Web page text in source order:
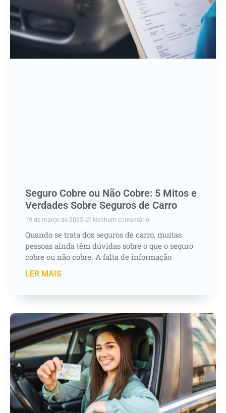
Seguro Cobre ou Não Cobre: 5 Mitos e
Verdades Sobre Seguros de Carro
19 de março de 2025 Nenhum comentário
Quando se trata dos seguros de carro, muitas
pessoas ainda têm dúvidas sobre o que o seguro
cobre ou não cobre. A falta de informação
LER MAIS